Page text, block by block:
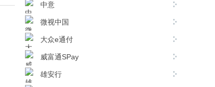
中意
微视中国
大众e通付
威富通SPay
雄安行